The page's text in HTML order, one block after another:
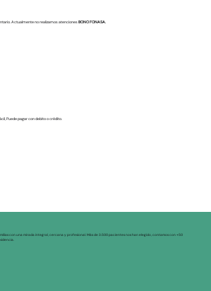
Actualmente no realizamos atencionesBONO FONASA.
Puede pagar con debito o crédito.
con una mirada integral, cercana y profesional. Más de 3.500 pacientes nos han elegido, contamos con +50